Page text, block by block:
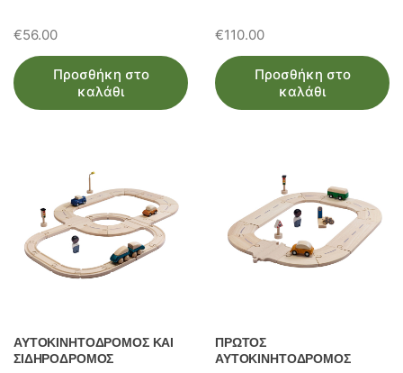
€56.00
Προσθήκη στο
καλάθι
€110.00
Προσθήκη στο
καλάθι
ΑΥΤΟΚΙΝΗΤΟΔΡΟΜΟΣ ΚΑΙ
ΣΙΔΗΡΟΔΡΟΜΟΣ
ΠΡΩΤΟΣ
ΑΥΤΟΚΙΝΗΤΟΔΡΟΜΟΣ